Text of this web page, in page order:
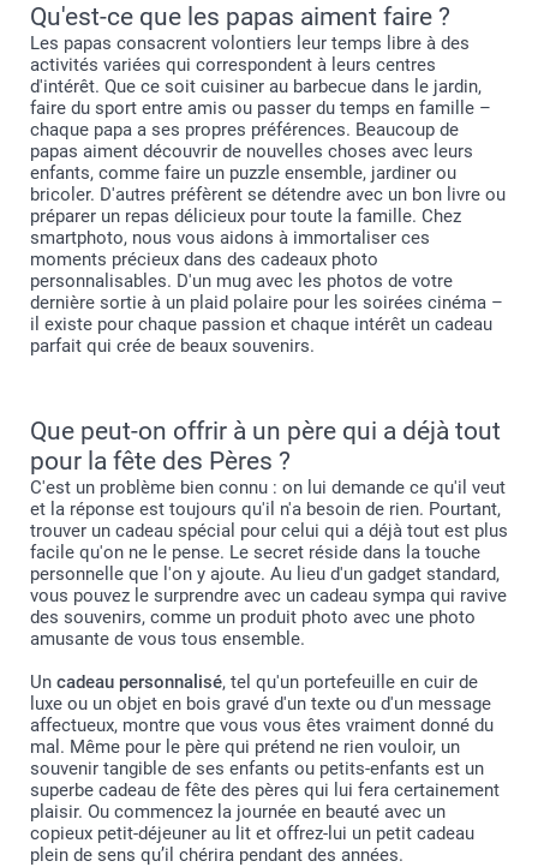
Qu'est-ce que les papas aiment faire ?
Les papas consacrent volontiers leur temps libre à des
activités variées qui correspondent à leurs centres
d'intérêt. Que ce soit cuisiner au barbecue dans le jardin,
faire du sport entre amis ou passer du temps en famille –
chaque papa a ses propres préférences. Beaucoup de
papas aiment découvrir de nouvelles choses avec leurs
enfants, comme faire un puzzle ensemble, jardiner ou
bricoler. D'autres préfèrent se détendre avec un bon livre ou
préparer un repas délicieux pour toute la famille. Chez
smartphoto, nous vous aidons à immortaliser ces
moments précieux dans des cadeaux photo
personnalisables. D'un mug avec les photos de votre
dernière sortie à un plaid polaire pour les soirées cinéma –
il existe pour chaque passion et chaque intérêt un cadeau
parfait qui crée de beaux souvenirs.
Que peut-on offrir à un père qui a déjà tout
pour la fête des Pères ?
C'est un problème bien connu : on lui demande ce qu'il veut
et la réponse est toujours qu'il n'a besoin de rien. Pourtant,
trouver un cadeau spécial pour celui qui a déjà tout est plus
facile qu'on ne le pense. Le secret réside dans la touche
personnelle que l'on y ajoute. Au lieu d'un gadget standard,
vous pouvez le surprendre avec un cadeau sympa qui ravive
des souvenirs, comme un produit photo avec une photo
amusante de vous tous ensemble.
Un cadeau personnalisé, tel qu'un portefeuille en cuir de
luxe ou un objet en bois gravé d'un texte ou d'un message
affectueux, montre que vous vous êtes vraiment donné du
mal. Même pour le père qui prétend ne rien vouloir, un
souvenir tangible de ses enfants ou petits-enfants est un
superbe cadeau de fête des pères qui lui fera certainement
plaisir. Ou commencez la journée en beauté avec un
copieux petit-déjeuner au lit et offrez-lui un petit cadeau
plein de sens qu’il chérira pendant des années.